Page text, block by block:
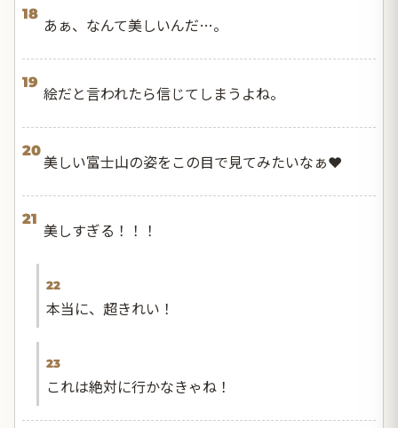
18
あぁ、なんて美しいんだ…。
19
絵だと言われたら信じてしまうよね。
20
美しい富士山の姿をこの目で見てみたいなぁ❤️
21
美しすぎる！！！
22
本当に、超きれい！
23
これは絶対に行かなきゃね！